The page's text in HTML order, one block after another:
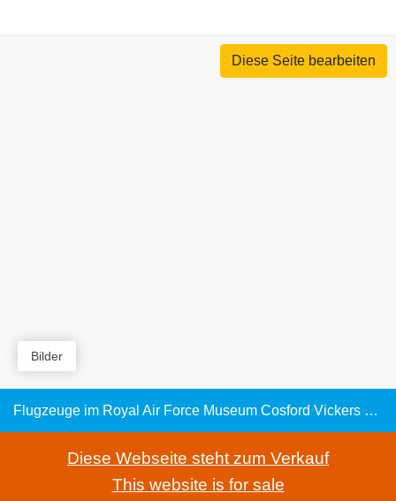
Diese Seite bearbeiten
Bilder
Flugzeuge im Royal Air Force Museum Cosford Vickers Valiant: schwerer Bomber zum Abwurf der britischen Atomwaffen
Diese Webseite steht zum Verkauf
This website is for sale